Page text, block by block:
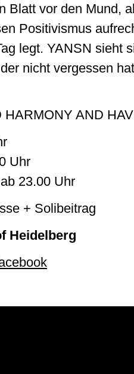
Blatt vor den Mund,
Positivismus
legt. YANSN sieht
nicht vergessen
AND
Uhr
23.00 Uhr
+ Solibeitrag
Heidelberg